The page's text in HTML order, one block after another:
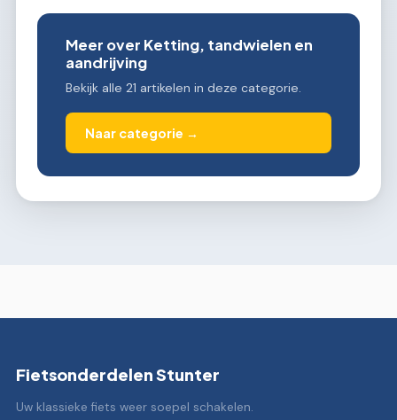
Meer over Ketting, tandwielen en
aandrijving
Bekijk alle 21 artikelen in deze categorie.
Naar categorie →
Fietsonderdelen Stunter
Uw klassieke fiets weer soepel schakelen.